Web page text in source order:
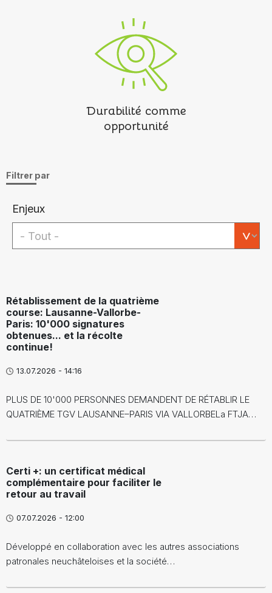
Durabilité comme
opportunité
Filtrer par
Enjeux
Rétablissement de la quatrième
course: Lausanne-Vallorbe-
Paris: 10'000 signatures
obtenues... et la récolte
continue!
13.07.2026 - 14:16
PLUS DE 10'000 PERSONNES DEMANDENT DE RÉTABLIR LE
QUATRIÈME TGV LAUSANNE–PARIS VIA VALLORBELa FTJA…
Certi +: un certificat médical
complémentaire pour faciliter le
retour au travail
07.07.2026 - 12:00
Développé en collaboration avec les autres associations
patronales neuchâteloises et la société…